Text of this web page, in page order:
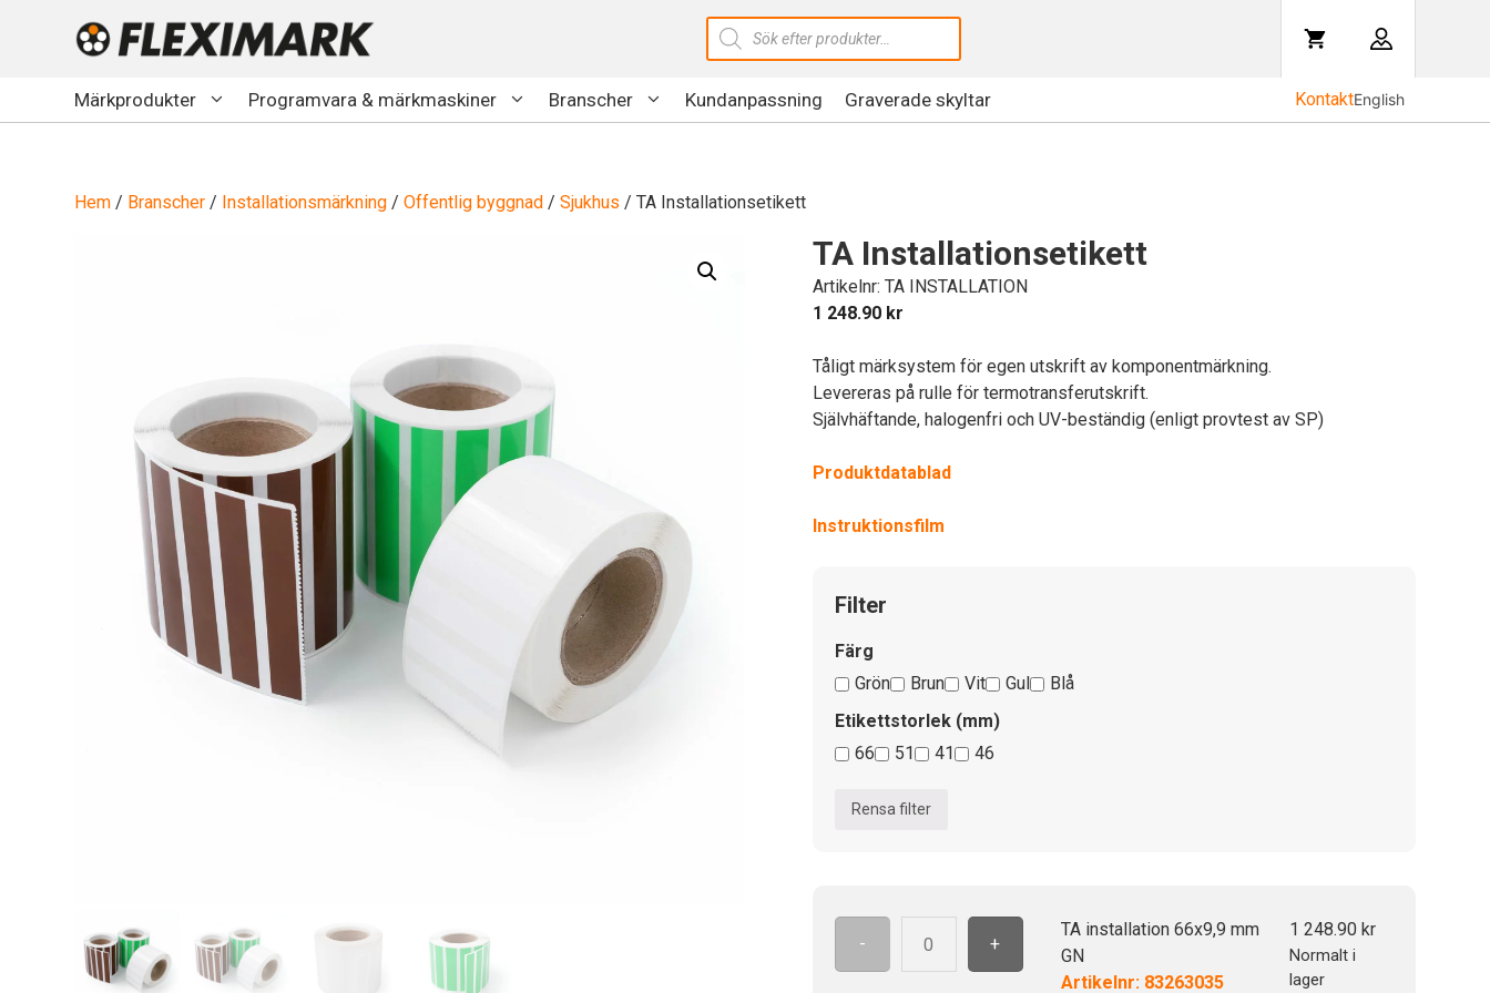
Produktsökning
KontaktEnglish
Märkprodukter Programvara & märkmaskiner Branscher Kundanpassning Graverade skyltar
Hem / Branscher / Installationsmärkning / Offentlig byggnad / Sjukhus / TA Installationsetikett
TA Installationsetikett
Artikelnr: TA INSTALLATION
1 248.90 kr
Tåligt märksystem för egen utskrift av komponentmärkning.
Levereras på rulle för termotransferutskrift.
Självhäftande, halogenfri och UV-beständig (enligt provtest av SP)
Produktdatablad
Instruktionsfilm
Filter
Färg
Grön
Brun Vit Gul
Blå
Etikettstorlek (mm)
66
51 41 46
Rensa filter
- +
TA installation 66x9,9 mm
GN
Artikelnr: 83263035
1 248.90 kr
Normalt i
lager